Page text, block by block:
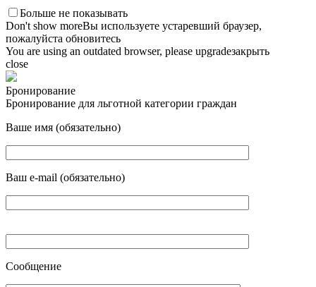
Больше не показывать
Don't show moreВы используете устаревший браузер,
пожалуйста обновитесь
You are using an outdated browser, please upgradeзакрыть
close
Бронирование
Бронирование для льготной категории граждан
Ваше имя (обязательно)
Ваш e-mail (обязательно)
Сообщение